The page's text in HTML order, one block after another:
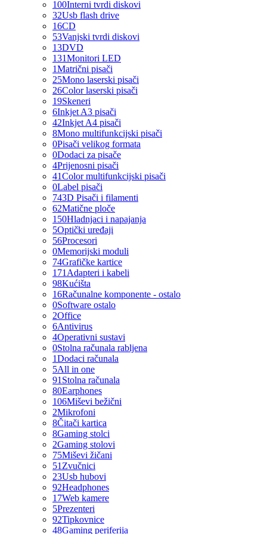
100Interni tvrdi diskovi
32Usb flash drive
16CD
53Vanjski tvrdi diskovi
13DVD
131Monitori LED
1Matrični pisači
25Mono laserski pisači
26Color laserski pisači
19Skeneri
6Inkjet A3 pisači
42Inkjet A4 pisači
8Mono multifunkcijski pisači
0Pisači velikog formata
0Dodaci za pisače
4Prijenosni pisači
41Color multifunkcijski pisači
0Label pisači
743D Pisači i filamenti
62Matične ploče
150Hladnjaci i napajanja
5Optički uređaji
56Procesori
0Memorijski moduli
74Grafičke kartice
171 Adapteri i kabeli
98Kućišta
16Računalne komponente - ostalo
0Software ostalo
2Office
6Antivirus
4Operativni sustavi
0Stolna računala rabljena
1Dodaci računala
5All in one
91 Stolna računala
80Earphones
106Miševi bežični
2Mikrofoni
8Čitači kartica
8Gaming stolci
2Gaming stolovi
75Miševi žičani
51 Zvučnici
23Usb hubovi
92Headphones
17Web kamere
5Prezenteri
92Tipkovnice
48Gaming periferija